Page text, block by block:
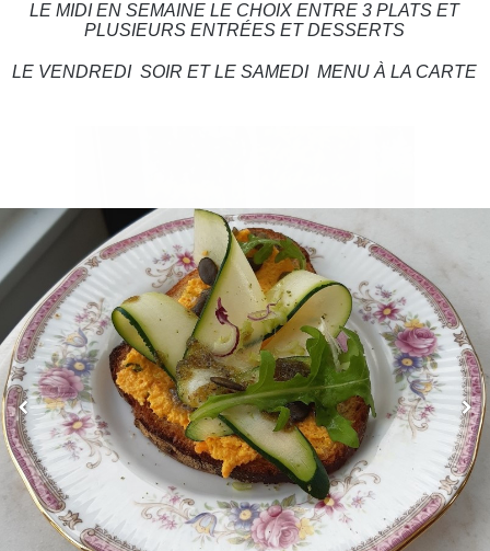
LE MIDI EN SEMAINE LE CHOIX ENTRE 3 PLATS ET
PLUSIEURS ENTRÉES ET DESSERTS
LE VENDREDI SOIR ET LE SAMEDI MENU À LA CARTE